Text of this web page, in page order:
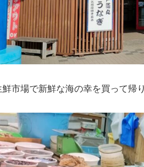
鮮市場で新鮮な海の幸を買って帰